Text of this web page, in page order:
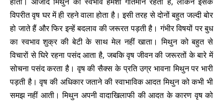
विपरीत वृष घर में ही रहने वाला होता है। इसी तरह से दोनों बहुत जल्दी बोर
हो जाते हैं और फिर इन्हें बदलाव की जरूरत पड़ती है। गंभीर विषयों पर बुध
का स्वभाव शुक्र की बेटी के साथ मेल नहीं खाता। मिथुन को बहुत से
विचारों से घिरे रहना पसंद आता है, जबकि वृष जीवन की जरूरतों के बारे में
सोचना पसंद करता है। वृष की सैक्स के प्रति उग्र भावना मिथुन पर भारी
पड़ती है। वृष की अधिकार जताने की स्वाभाविक आदत मिथुन को कभी भी
समझ नहीं आती। मिथुन अपनी वादाखिलाफी की आदत के कारण वृष को